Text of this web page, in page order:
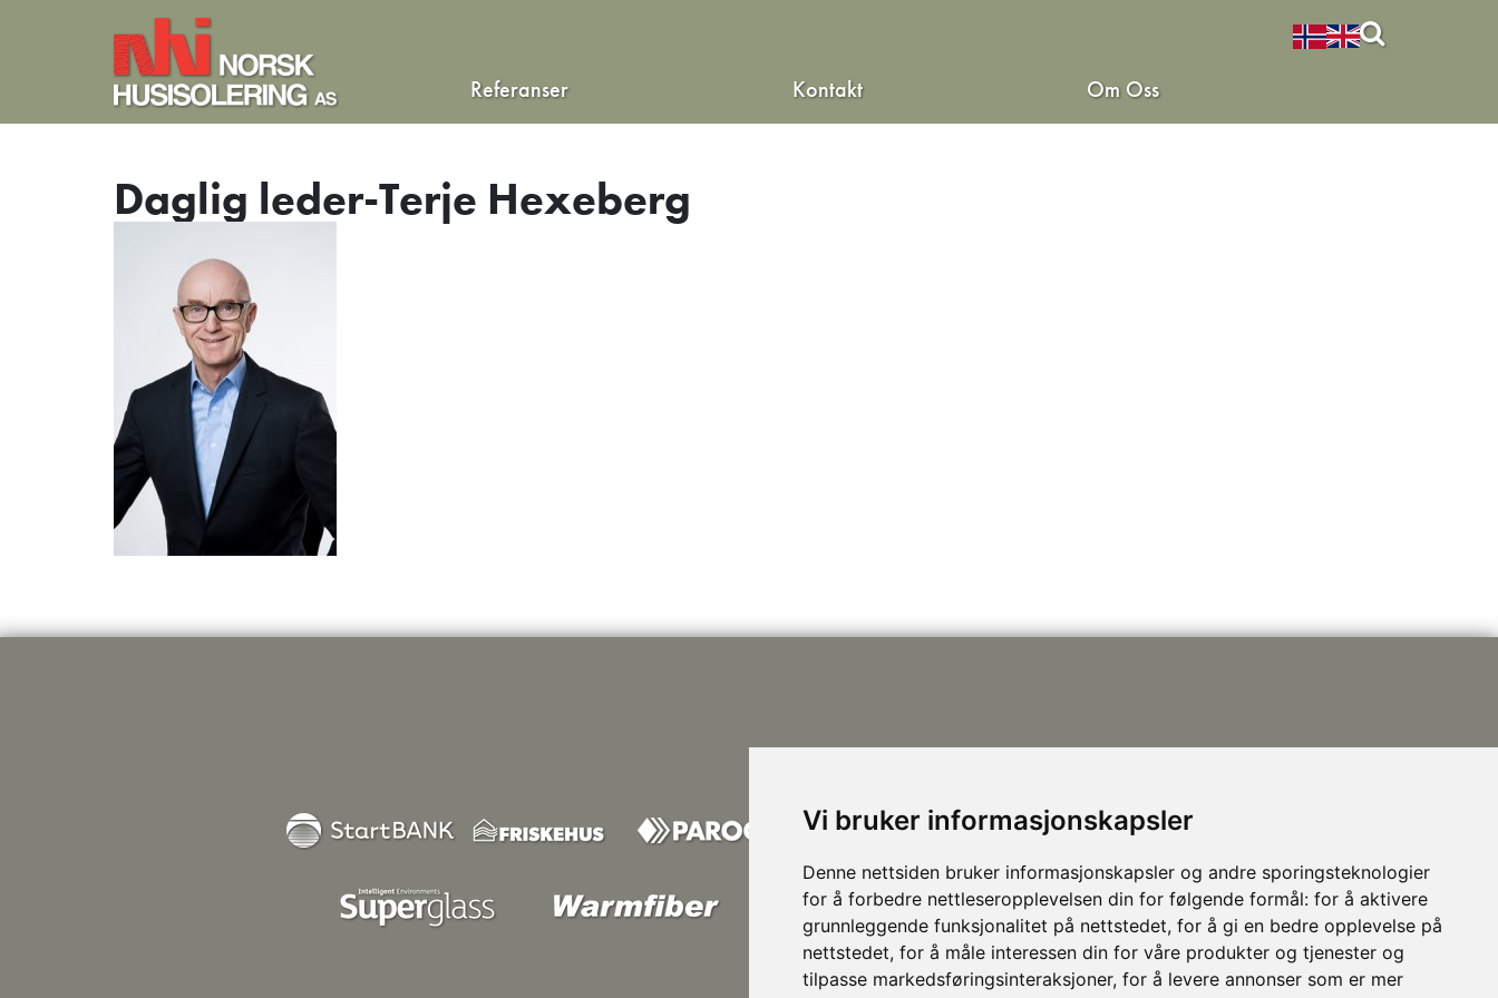
Vi bruker informasjonskapsler
Denne nettsiden bruker informasjonskapsler og andre sporingsteknologier
for å forbedre nettleseropplevelsen din for følgende formål: for å aktivere
grunnleggende funksjonalitet på nettstedet, for å gi en bedre opplevelse på
nettstedet, for å måle interessen din for våre produkter og tjenester og
tilpasse markedsføringsinteraksjoner, for å levere annonser som er mer
Referanser Kontakt Om Oss
Daglig leder-Terje Hexeberg
907 76 420
Følg oss på Facebook